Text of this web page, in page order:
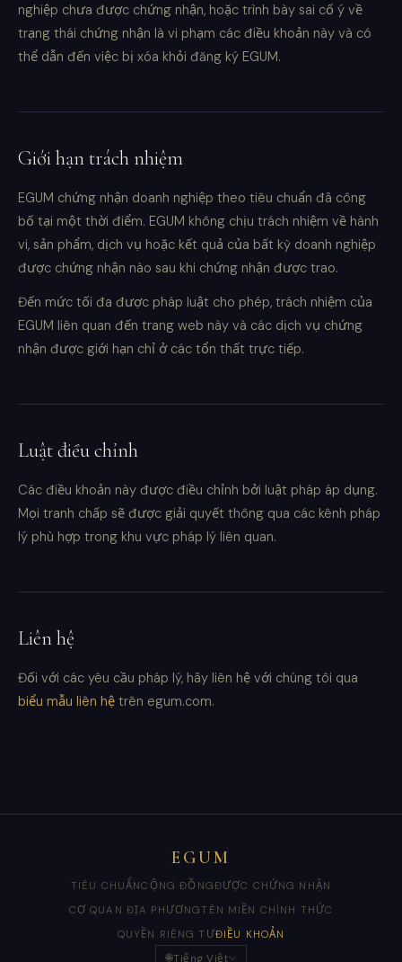
nghiệp chưa được chứng nhận, hoặc trình bày sai cố ý về
trạng thái chứng nhận là vi phạm các điều khoản này và có
thể dẫn đến việc bị xóa khỏi đăng ký EGUM.
Giới hạn trách nhiệm
EGUM chứng nhận doanh nghiệp theo tiêu chuẩn đã công
bố tại một thời điểm. EGUM không chịu trách nhiệm về hành
vi, sản phẩm, dịch vụ hoặc kết quả của bất kỳ doanh nghiệp
được chứng nhận nào sau khi chứng nhận được trao.
Đến mức tối đa được pháp luật cho phép, trách nhiệm của
EGUM liên quan đến trang web này và các dịch vụ chứng
nhận được giới hạn chỉ ở các tổn thất trực tiếp.
Luật điều chỉnh
Các điều khoản này được điều chỉnh bởi luật pháp áp dụng.
Mọi tranh chấp sẽ được giải quyết thông qua các kênh pháp
lý phù hợp trong khu vực pháp lý liên quan.
Liên hệ
Đối với các yêu cầu pháp lý, hãy liên hệ với chúng tôi qua
biểu mẫu liên hệ trên egum.com.
EGUM
TIÊU CHUẨNCỘNG ĐỒNGĐƯỢC CHỨNG NHẬN
CƠ QUAN ĐỊA PHƯƠNG TÊN MIỀN CHÍNH THỨC
QUYỀN RIÊNG TƯĐIỀU KHOẢN
🌐Tiếng Việt